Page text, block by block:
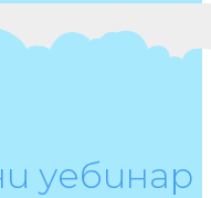
уебинар